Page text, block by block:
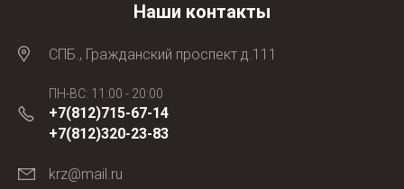
Наши контакты
СПБ., Гражданский проспект д.111
ПН-ВС: 11:00 - 20:00
+7(812)715-67-14
+7(812)320-23-83
krz@mail.ru